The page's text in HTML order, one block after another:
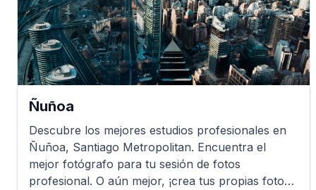
Ñuñoa
Descubre los mejores estudios profesionales en
Ñuñoa, Santiago Metropolitan. Encuentra el
mejor fotógrafo para tu sesión de fotos
profesional. O aún mejor, ¡crea tus propias fotos